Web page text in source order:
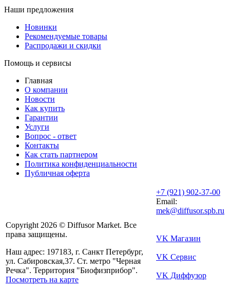
Наши предложения
Новинки
Рекомендуемые товары
Распродажи и скидки
Помощь и сервисы
Главная
О компании
Новости
Как купить
Гарантии
Услуги
Вопрос - ответ
Контакты
Как стать партнером
Политика конфиденциальности
Публичная оферта
Copyright 2026 © Diffusor Market. Все
права защищены.
Наш адрес: 197183, г. Санкт Петербург,
ул. Сабировская,37. Ст. метро "Черная
Речка". Территория "Биофизприбор".
Посмотреть на карте
+7 (921) 902-37-00
Email:
mek@diffusor.spb.ru
VK Магазин
VK Сервис
VK Диффузор